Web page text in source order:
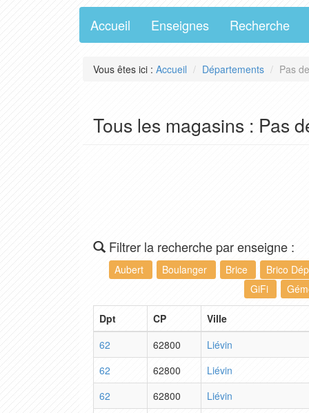
Accueil Enseignes Recherche
Vous êtes ici : Accueil Départements Pas
Tous les magasins : Pas
Filtrer la recherche par enseigne :
Aubert Boulanger Brice
Brico
GiFi
Dpt CP
Ville
62
62800
Liévin
62
62800
Liévin
62
62800
Liévin